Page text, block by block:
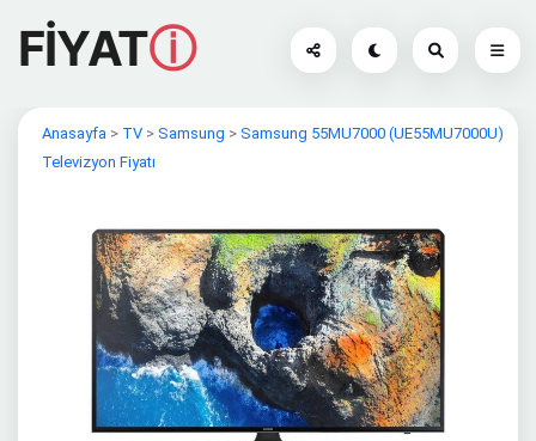
FİYATⓘ
Anasayfa > TV > Samsung > Samsung 55MU7000 (UE55MU7000U)
Televizyon Fiyatı